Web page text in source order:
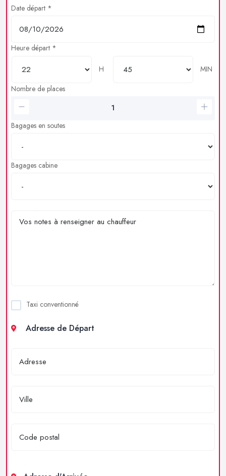
Date départ *
Heure départ *
H
MIN
Nombre de places
Bagages en soutes
Bagages cabine
Taxi conventionné
Adresse de Départ